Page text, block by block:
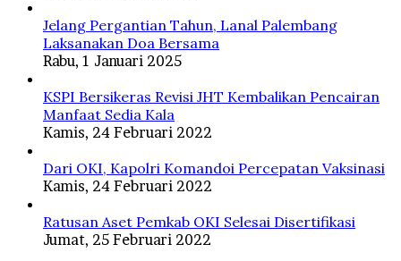
Jelang Pergantian Tahun, Lanal Palembang
Laksanakan Doa Bersama
Rabu, 1 Januari 2025
KSPI Bersikeras Revisi JHT Kembalikan Pencairan
Manfaat Sedia Kala
Kamis, 24 Februari 2022
Dari OKI, Kapolri Komandoi Percepatan Vaksinasi
Kamis, 24 Februari 2022
Ratusan Aset Pemkab OKI Selesai Disertifikasi
Jumat, 25 Februari 2022